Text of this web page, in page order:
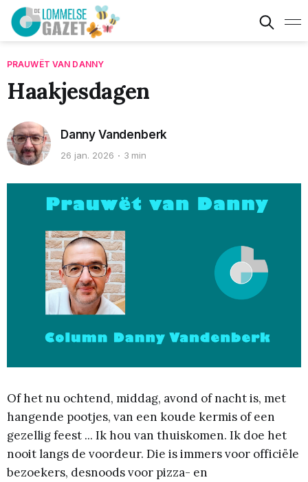
PRAUWËT VAN DANNY
Haakjesdagen
Danny Vandenberk
26 jan. 2026 3 min
Of het nu ochtend, middag, avond of nacht is, met
hangende pootjes, van een koude kermis of een
gezellig feest ... Ik hou van thuiskomen. Ik doe het
nooit langs de voordeur. Die is immers voor officiële
bezoekers, desnoods voor pizza- en